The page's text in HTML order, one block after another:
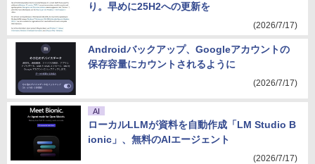
り。早めに25H2への更新を
(2026/7/17)
Androidバックアップ、Googleアカウントの
保存容量にカウントされるように
(2026/7/17)
AI
ローカルLLMが資料を自動作成「LM Studio B
ionic」、無料のAIエージェント
(2026/7/17)